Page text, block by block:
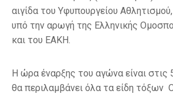
αιγίδα του Υφυπουργείου
υπό την αρωγή της Ελληνικής
και του ΕΑΚΗ.
Η ώρα έναρξης του αγώνα είναι στις
θα περιλαμβάνει όλα τα είδη τόξων